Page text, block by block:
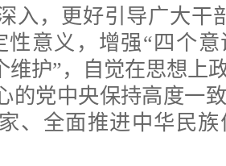
入，更好引导广大干
性意义，增强“四个
维护”，自觉在思想上
的党中央保持高度一
、全面推进中华民